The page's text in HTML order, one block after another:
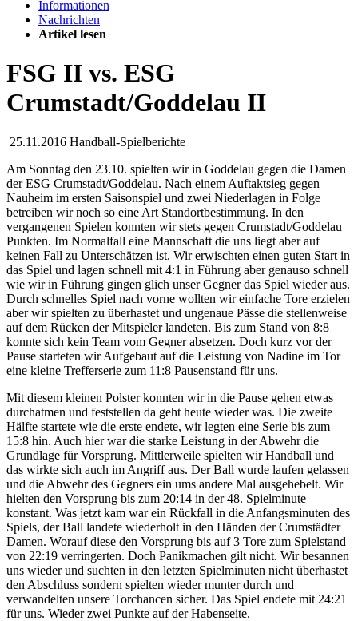
Informationen
Nachrichten
Artikel lesen
FSG II vs. ESG
Crumstadt/Goddelau II
25.11.2016 Handball-Spielberichte
Am Sonntag den 23.10. spielten wir in Goddelau gegen die Damen
der ESG Crumstadt/Goddelau. Nach einem Auftaktsieg gegen
Nauheim im ersten Saisonspiel und zwei Niederlagen in Folge
betreiben wir noch so eine Art Standortbestimmung. In den
vergangenen Spielen konnten wir stets gegen Crumstadt/Goddelau
Punkten. Im Normalfall eine Mannschaft die uns liegt aber auf
keinen Fall zu Unterschätzen ist. Wir erwischten einen guten Start in
das Spiel und lagen schnell mit 4:1 in Führung aber genauso schnell
wie wir in Führung gingen glich unser Gegner das Spiel wieder aus.
Durch schnelles Spiel nach vorne wollten wir einfache Tore erzielen
aber wir spielten zu überhastet und ungenaue Pässe die stellenweise
auf dem Rücken der Mitspieler landeten. Bis zum Stand von 8:8
konnte sich kein Team vom Gegner absetzen. Doch kurz vor der
Pause starteten wir Aufgebaut auf die Leistung von Nadine im Tor
eine kleine Trefferserie zum 11:8 Pausenstand für uns.
Mit diesem kleinen Polster konnten wir in die Pause gehen etwas
durchatmen und feststellen da geht heute wieder was. Die zweite
Hälfte startete wie die erste endete, wir legten eine Serie bis zum
15:8 hin. Auch hier war die starke Leistung in der Abwehr die
Grundlage für Vorsprung. Mittlerweile spielten wir Handball und
das wirkte sich auch im Angriff aus. Der Ball wurde laufen gelassen
und die Abwehr des Gegners ein ums andere Mal ausgehebelt. Wir
hielten den Vorsprung bis zum 20:14 in der 48. Spielminute
konstant. Was jetzt kam war ein Rückfall in die Anfangsminuten des
Spiels, der Ball landete wiederholt in den Händen der Crumstädter
Damen. Worauf diese den Vorsprung bis auf 3 Tore zum Spielstand
von 22:19 verringerten. Doch Panikmachen gilt nicht. Wir besannen
uns wieder und suchten in den letzten Spielminuten nicht überhastet
den Abschluss sondern spielten wieder munter durch und
verwandelten unsere Torchancen sicher. Das Spiel endete mit 24:21
für uns. Wieder zwei Punkte auf der Habenseite.